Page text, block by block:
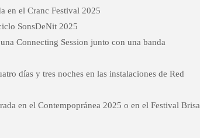
en el Cranc Festival 2025
SonsDeNit 2025
Connecting Session junto con una banda
días y tres noches en las instalaciones de Red
en el Contempopránea 2025 o en el Festival Brisa